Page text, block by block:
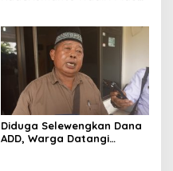
Kampanye Lingkungan
Diduga Selewengkan Dana
ADD, Warga Datangi